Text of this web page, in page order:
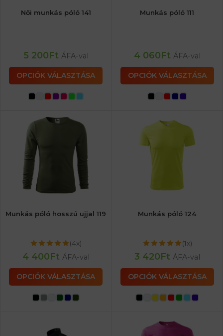
Női munkás póló 141
5 200Ft ÁFA-val
OPCIÓK VÁLASZTÁSA
Munkás póló 111
4 060Ft ÁFA-val
OPCIÓK VÁLASZTÁSA
Munkás póló hosszú ujjal 119
(4x)
4 400Ft ÁFA-val
OPCIÓK VÁLASZTÁSA
Munkás póló 124
(1x)
3 420Ft ÁFA-val
OPCIÓK VÁLASZTÁSA